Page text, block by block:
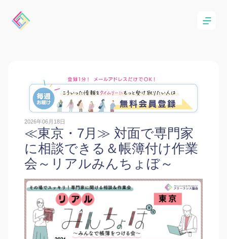
2026年06月18日
≪東京・7月≫ 対面で専門家
に相談できる＆帳簿付け作業
会～リアルみんちょぼ～